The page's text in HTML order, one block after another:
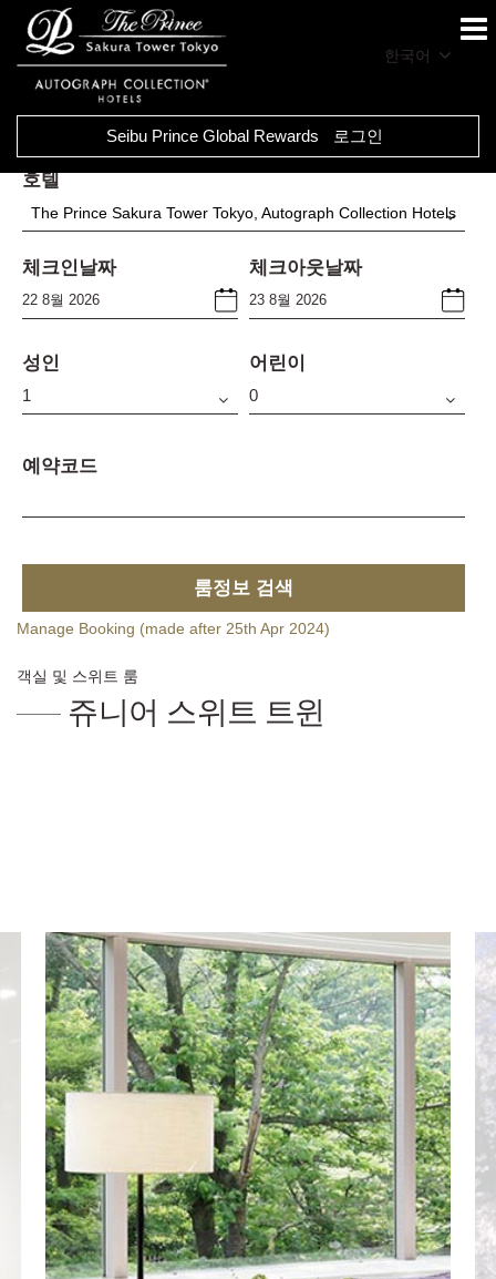
한국어
Seibu Prince Global Rewards 로그인
호텔
The Prince Sakura Tower Tokyo, Autograph Collection Hotels
체크인날짜 체크아웃날짜
성인 어린이
예약코드
룸정보 검색
Manage Booking (made after 25th Apr 2024)
객실 및 스위트 룸
쥬니어 스위트 트윈